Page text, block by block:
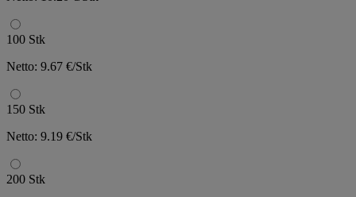
100 Stk
Netto: 9.67 €/Stk
150 Stk
Netto: 9.19 €/Stk
200 Stk